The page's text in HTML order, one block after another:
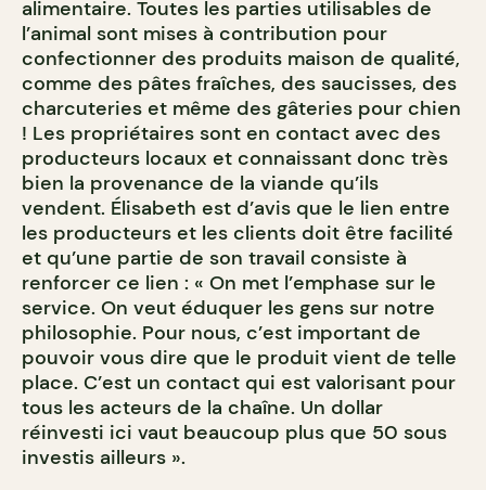
alimentaire. Toutes les parties utilisables de
l’animal sont mises à contribution pour
confectionner des produits maison de qualité,
comme des pâtes fraîches, des saucisses, des
charcuteries et même des gâteries pour chien
! Les propriétaires sont en contact avec des
producteurs locaux et connaissant donc très
bien la provenance de la viande qu’ils
vendent. Élisabeth est d’avis que le lien entre
les producteurs et les clients doit être facilité
et qu’une partie de son travail consiste à
renforcer ce lien : « On met l’emphase sur le
service. On veut éduquer les gens sur notre
philosophie. Pour nous, c’est important de
pouvoir vous dire que le produit vient de telle
place. C’est un contact qui est valorisant pour
tous les acteurs de la chaîne. Un dollar
réinvesti ici vaut beaucoup plus que 50 sous
investis ailleurs ».